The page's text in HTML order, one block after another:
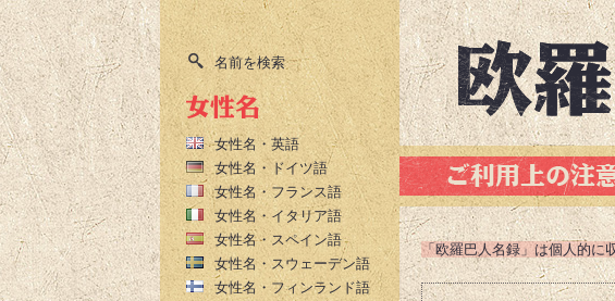
「欧羅巴人名録」は個人的に
名前を検索
女性名・英語
女性名・ドイツ語
女性名・フランス語
女性名・イタリア語
女性名・スペイン語
女性名・スウェーデン語
女性名・フィンランド語